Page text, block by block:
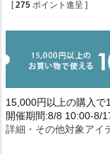
[ 275 ポイント進呈 ]
15,000円以上の購入で
開催期間:8/8 10:00-8/
詳細・その他対象アイ